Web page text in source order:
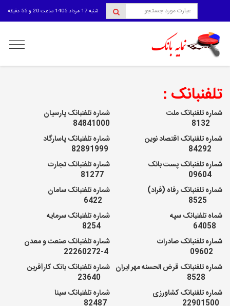
شنبه 17 مرداد 1405 ساعت 20 و 55 دقیقه
منوی
تلفنبانک :
شماره تلفنبانک ملت
شماره تلفنبانک پارسیان
84841000
شماره تلفنبانک اقتصاد نوین
شماره تلفنبانک پاسارگاد
شماره تلفنبانک پست بانک
شماره تلفنبانک تجارت
شماره تلفنبانک رفاه (فراد)
شماره تلفنبانک سامان
شماه تلفنبانک سپه
شماره تلفنبانک سرمایه
شماره تلفنبانک صادرات
شماره تلفنبانک صنعت و معدن
شماره تلفنبانک قرض الحسنه مهر ایران شماره تلفنبانک بانک کارآفرین
شماره تلفنبانک کشاورزی
شماره تلفنبانک سینا